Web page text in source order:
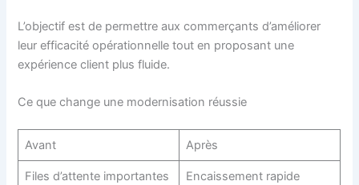
L’objectif est de permettre aux commerçants d’améliorer
leur efficacité opérationnelle tout en proposant une
expérience client plus fluide.
Ce que change une modernisation réussie
Avant Après
Files d’attente importantes Encaissement rapide